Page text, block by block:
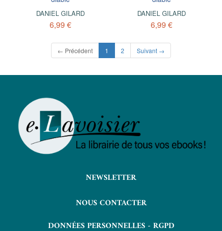
DANIEL GILARD
6,99 €
DANIEL GILARD
6,99 €
← Précédent 1 (current)
2 Suivant →
NEWSLETTER
NOUS CONTACTER
DONNÉES PERSONNELLES - RGPD